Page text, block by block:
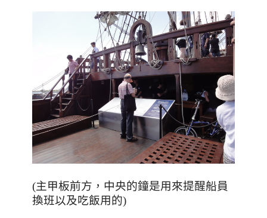
(主甲板前方，中央的鐘是用來提醒船員
換班以及吃飯用的)